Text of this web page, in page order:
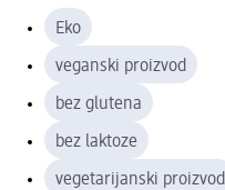
Eko
veganski proizvod
bez glutena
bez laktoze
vegetarijanski proizvod